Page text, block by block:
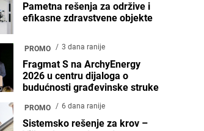
Pametna rešenja za održive i
efikasne zdravstvene objekte
PROMO 3 dana ranije
Fragmat S na ArchyEnergy
2026 u centru dijaloga o
budućnosti građevinske struke
PROMO 6 dana ranije
Sistemsko rešenje za krov –